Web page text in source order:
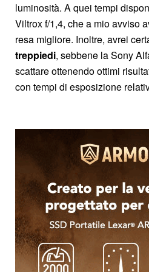
luminosità. A quei tempi
Viltrox f/1,4, che a mio avviso
resa migliore. Inoltre, avrei
treppiedi, sebbene la Sony
scattare ottenendo ottimi
con tempi di esposizione